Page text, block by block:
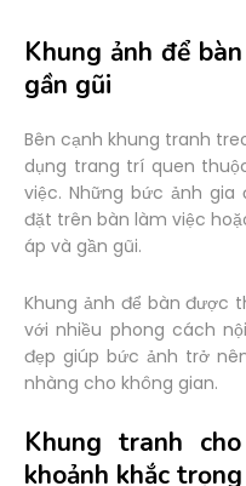
Khung ảnh để
gần gũi
Bên cạnh khung tranh
dụng trang trí quen
việc. Những bức ảnh
đặt trên bàn làm việc
áp và gần gũi.
Khung ảnh để bàn được
với nhiều phong cách
đẹp giúp bức ảnh trở
nhàng cho không gian.
Khung tranh
khoảnh khắc